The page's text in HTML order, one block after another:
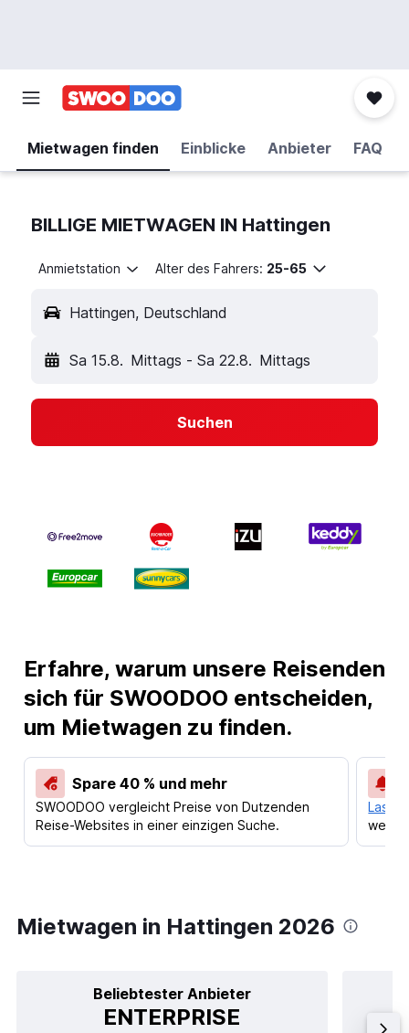
Mietwagen finden Einblicke Anbieter FAQ
BILLIGE MIETWAGEN IN Hattingen
Anmietstation Alter des Fahrers: 25-65
Hattingen, Deutschland
Sa 15.8. Mittags - Sa 22.8. Mittags
Suchen
Erfahre, warum unsere Reisenden
sich für SWOODOO entscheiden,
um Mietwagen zu finden.
Spare 40 % und mehr
SWOODOO vergleicht Preise von Dutzenden
Reise-Websites in einer einzigen Suche.
Lass
Mietwagen in Hattingen 2026
Beliebtester Anbieter
ENTERPRISE